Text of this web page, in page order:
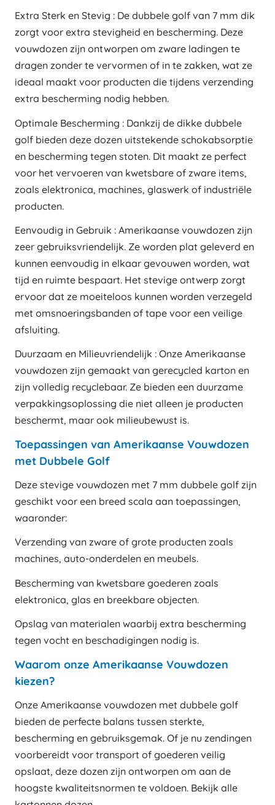
Extra Sterk en Stevig : De dubbele golf van 7 mm dik
zorgt voor extra stevigheid en bescherming. Deze
vouwdozen zijn ontworpen om zware ladingen te
dragen zonder te vervormen of in te zakken, wat ze
ideaal maakt voor producten die tijdens verzending
extra bescherming nodig hebben.
Optimale Bescherming : Dankzij de dikke dubbele
golf bieden deze dozen uitstekende schokabsorptie
en bescherming tegen stoten. Dit maakt ze perfect
voor het vervoeren van kwetsbare of zware items,
zoals elektronica, machines, glaswerk of industriële
producten.
Eenvoudig in Gebruik : Amerikaanse vouwdozen zijn
zeer gebruiksvriendelijk. Ze worden plat geleverd en
kunnen eenvoudig in elkaar gevouwen worden, wat
tijd en ruimte bespaart. Het stevige ontwerp zorgt
ervoor dat ze moeiteloos kunnen worden verzegeld
met omsnoeringsbanden of tape voor een veilige
afsluiting.
Duurzaam en Milieuvriendelijk : Onze Amerikaanse
vouwdozen zijn gemaakt van gerecycled karton en
zijn volledig recyclebaar. Ze bieden een duurzame
verpakkingsoplossing die niet alleen je producten
beschermt, maar ook milieubewust is.
Toepassingen van Amerikaanse Vouwdozen
met Dubbele Golf
Deze stevige vouwdozen met 7 mm dubbele golf zijn
geschikt voor een breed scala aan toepassingen,
waaronder:
Verzending van zware of grote producten zoals
machines, auto-onderdelen en meubels.
Bescherming van kwetsbare goederen zoals
elektronica, glas en breekbare objecten.
Opslag van materialen waarbij extra bescherming
tegen vocht en beschadigingen nodig is.
Waarom onze Amerikaanse Vouwdozen
kiezen?
Onze Amerikaanse vouwdozen met dubbele golf
bieden de perfecte balans tussen sterkte,
bescherming en gebruiksgemak. Of je nu zendingen
voorbereidt voor transport of goederen veilig
opslaat, deze dozen zijn ontworpen om aan de
hoogste kwaliteitsnormen te voldoen. Bekijk alle